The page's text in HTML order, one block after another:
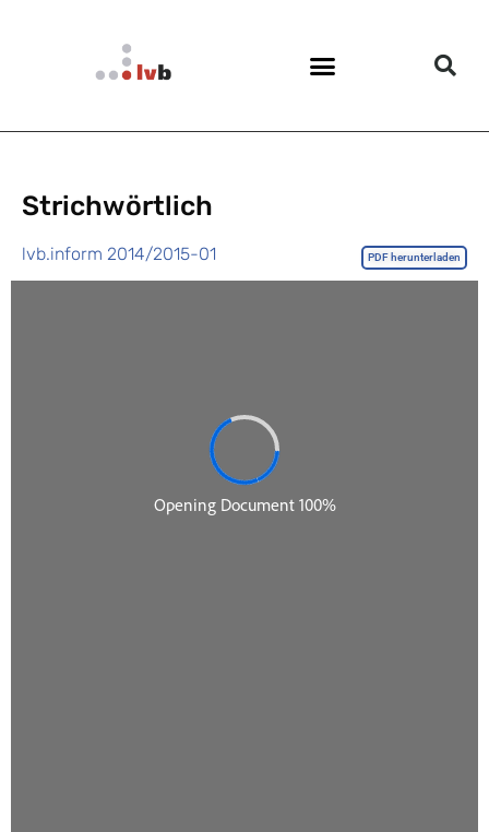
Strichwörtlich
lvb.inform 2014/2015-01 PDF herunterladen